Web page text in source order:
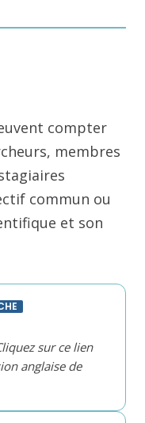
compter
membres
commun ou
et son
sur ce lien
anglaise de